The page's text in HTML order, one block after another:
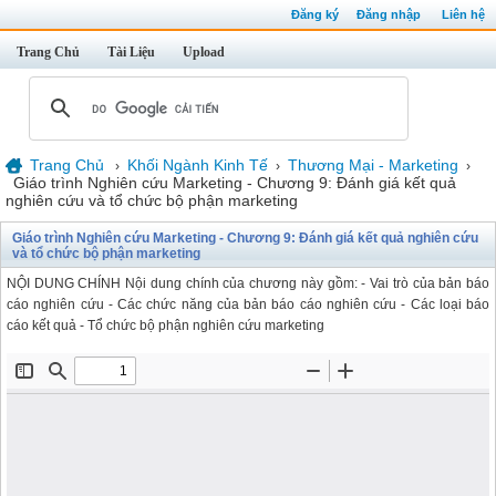
Đăng ký Đăng nhập Liên hệ
Trang Chủ Tài Liệu Upload
Trang Chủ › Khối Ngành Kinh Tế › Thương Mại - Marketing ›
Giáo trình Nghiên cứu Marketing - Chương 9: Đánh giá kết quả
nghiên cứu và tổ chức bộ phận marketing
Giáo trình Nghiên cứu Marketing - Chương 9: Đánh giá kết quả nghiên cứu
và tổ chức bộ phận marketing
NỘI DUNG CHÍNH Nội dung chính của chương này gồm: - Vai trò của bản báo
cáo nghiên cứu - Các chức năng của bản báo cáo nghiên cứu - Các loại báo
cáo kết quả - Tổ chức bộ phận nghiên cứu marketing